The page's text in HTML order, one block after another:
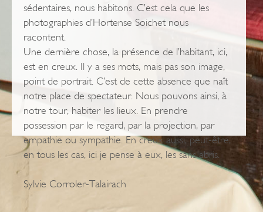
sédentaires, nous habitons. C’est cela que les
photographies d’Hortense Soichet nous
racontent.
Une dernière chose, la présence de l’habitant, ici,
est en creux. Il y a ses mots, mais pas son image,
point de portrait. C’est de cette absence que naît
notre place de spectateur. Nous pouvons ainsi, à
notre tour, habiter les lieux. En prendre
possession par le regard, par la projection, par
empathie ou sympathie. En creux aussi, peut-être,
en tous les cas, ici je pense à eux, les sans abris.
Sylvie Corroler-Talairach